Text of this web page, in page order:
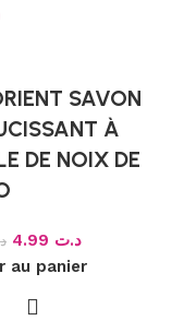
SAVON
À
DE NOIX DE
د.ت
au panier